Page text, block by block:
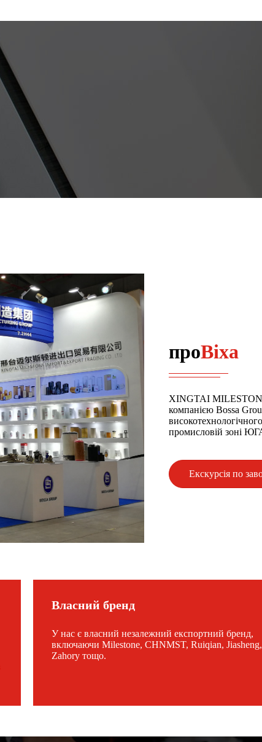
проВіха
XINGTAI
компанією Bossa
промисловій зоні
Екскурсія по
Власний бренд
У нас є власний незалежний експортний бренд,
включаючи Milestone, CHNMST, Ruiqian, Jiasheng,
Zahory тощо.